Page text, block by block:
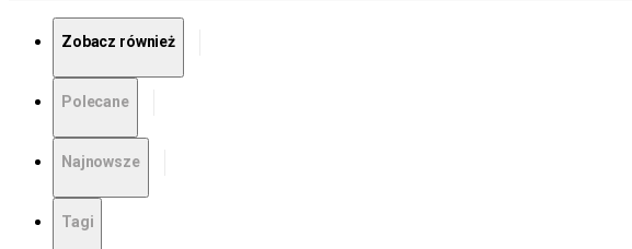
Zobacz również
Polecane
Najnowsze
Tagi